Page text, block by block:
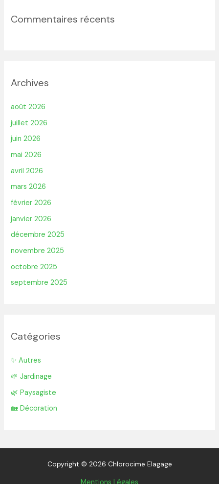
Commentaires récents
Archives
août 2026
juillet 2026
juin 2026
mai 2026
avril 2026
mars 2026
février 2026
janvier 2026
décembre 2025
novembre 2025
octobre 2025
septembre 2025
Catégories
✨ Autres
🌱 Jardinage
🌿 Paysagiste
🏡 Décoration
Copyright © 2026 Chlorocime Elagage